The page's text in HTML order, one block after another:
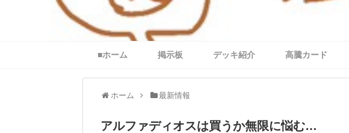
■ホーム 掲示板 デッキ紹介 高騰カード
ホーム 最新情報
アルファディオスは買うか無限に悩む…